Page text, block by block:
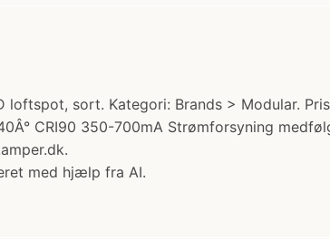
loftspot, sort. Kategori: Brands > Modular.
CRI90 350-700mA Strømforsyning
med hjælp fra AI.